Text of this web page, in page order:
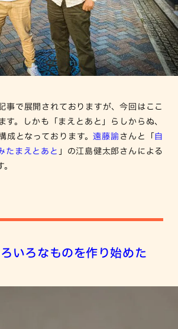
事で展開されておりますが、今回はここ
す。しかも「まえとあと」らしからぬ、
成となっております。遠藤諭さんと「自
たまえとあと」の江島健太郎さんによる
いろなものを作り始めた